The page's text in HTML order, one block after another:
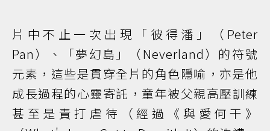
片中不止一次出現「彼得潘」（Peter
Pan）、「夢幻島」（Neverland）的符號
元素，這些是貫穿全片的角色隱喻，亦是他
成長過程的心靈寄託，童年被父親高壓訓練
甚至是責打虐待（經過《與愛何干》